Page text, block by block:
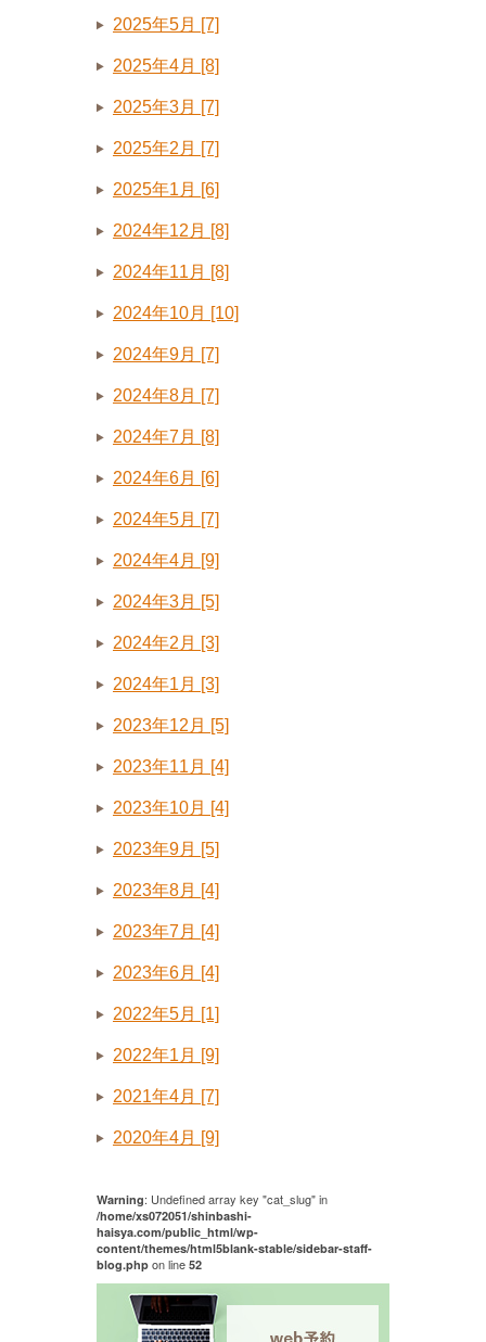
2025年5月 [7]
2025年4月 [8]
2025年3月 [7]
2025年2月 [7]
2025年1月 [6]
2024年12月 [8]
2024年11月 [8]
2024年10月 [10]
2024年9月 [7]
2024年8月 [7]
2024年7月 [8]
2024年6月 [6]
2024年5月 [7]
2024年4月 [9]
2024年3月 [5]
2024年2月 [3]
2024年1月 [3]
2023年12月 [5]
2023年11月 [4]
2023年10月 [4]
2023年9月 [5]
2023年8月 [4]
2023年7月 [4]
2023年6月 [4]
2022年5月 [1]
2022年1月 [9]
2021年4月 [7]
2020年4月 [9]
Warning: Undefined array key "cat_slug" in
/home/xs072051/shinbashi-
haisya.com/public_html/wp-
content/themes/html5blank-stable/sidebar-staff-
blog.php on line 52